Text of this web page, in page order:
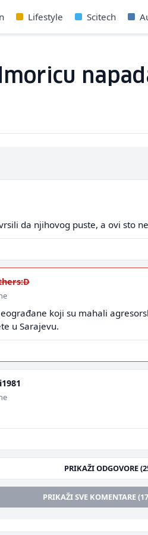
Lifestyle Scitech
da njihovog puste, a ovi sto
koji su mahali
u Sarajevu.
PRIKAŽI ODGOVORE
PRIKAŽI SVE KOMENTARE